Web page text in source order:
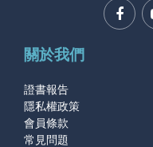
關於我們
證書報告
隱私權政策
會員條款
常見問題